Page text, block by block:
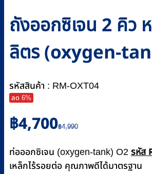
ถังออกซิเจน 2 คิว
ลิตร (oxygen-
รหัสสินค้า : RM-OXT04
ลด 6%
฿4,990
Original
price
฿4,990.
฿4,700
Current
price
฿4,700.
ท่อออกซิเจน (oxygen-tank) O2 รหัส
เหล็กไร้รอยต่อ คุณภาพดีได้มาตรฐาน